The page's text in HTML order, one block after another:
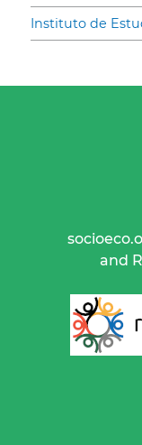
Instituto de
and